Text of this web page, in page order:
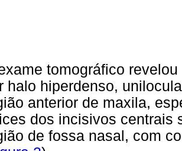
tomográfico
halo hiperdenso,
anterior de maxila,
dos incisivos centrais
de fossa nasal, com